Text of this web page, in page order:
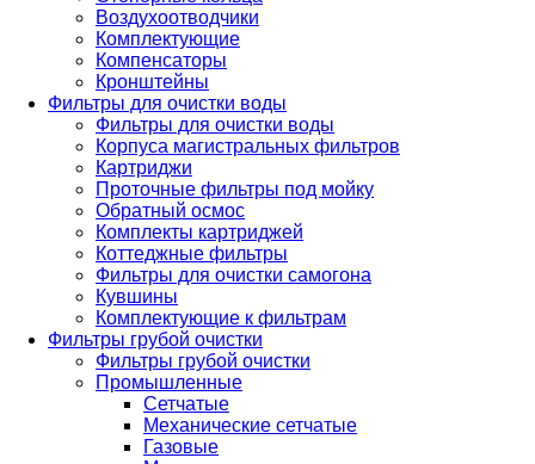
Воздухоотводчики
Комплектующие
Компенсаторы
Кронштейны
Фильтры для очистки воды
Фильтры для очистки воды
Корпуса магистральных фильтров
Картриджи
Проточные фильтры под мойку
Обратный осмос
Комплекты картриджей
Коттеджные фильтры
Фильтры для очистки самогона
Кувшины
Комплектующие к фильтрам
Фильтры грубой очистки
Фильтры грубой очистки
Промышленные
Сетчатые
Механические сетчатые
Газовые